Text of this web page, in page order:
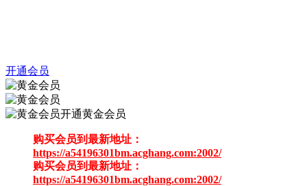
开通会员
开通黄金会员
购买会员到最新地址：
https://a54196301bm.acghang.com:2002/
购买会员到最新地址：
https://a54196301bm.acghang.com:2002/